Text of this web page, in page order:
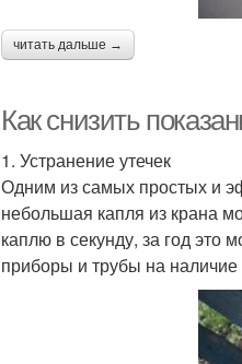
читать дальше →
Как снизить
1. Устранение утечек
Одним из самых простых и
небольшая капля из крана
каплю в секунду, за год это
приборы и трубы на наличие